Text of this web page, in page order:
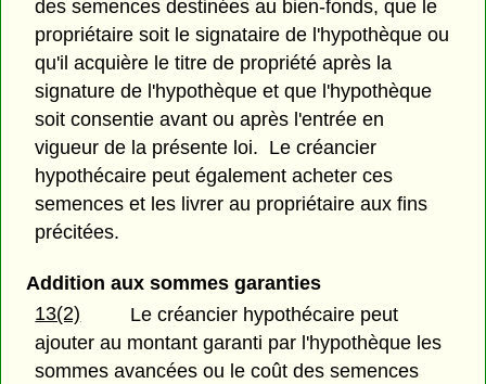
des semences destinées au bien-fonds, que le
propriétaire soit le signataire de l'hypothèque ou
qu'il acquière le titre de propriété après la
signature de l'hypothèque et que l'hypothèque
soit consentie avant ou après l'entrée en
vigueur de la présente loi. Le créancier
hypothécaire peut également acheter ces
semences et les livrer au propriétaire aux fins
précitées.
Addition aux sommes garanties
13(2)
Le créancier hypothécaire peut
ajouter au montant garanti par l'hypothèque les
sommes avancées ou le coût des semences